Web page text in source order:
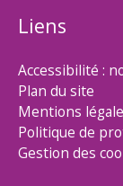
Liens
Accessibilité :
Plan du site
Mentions
Politique de
Gestion des